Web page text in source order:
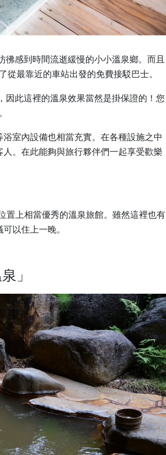
感到時間流逝緩慢的小小溫泉鄉。而且
最靠近的車站出發的免費接駁巴士。
因此這裡的溫泉效果當然是掛保證的！您
室內設備也相當充實。在各種設施之中
。在此能夠與旅行夥伴們一起享受歡樂
置上相當優秀的溫泉旅館。雖然這裡也有
以住上一晚。
」